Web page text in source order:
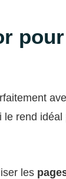
pour
le rend
les